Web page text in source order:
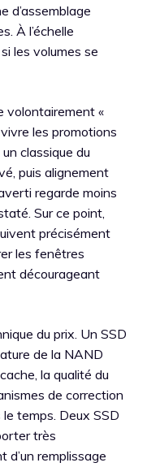
d’assemblage
À l’échelle
les volumes se
volontairement «
les promotions
classique du
puis alignement
regarde moins
Sur ce point,
précisément
les fenêtres
décourageant
du prix. Un SSD
de la NAND
la qualité du
de correction
temps. Deux SSD
très
d’un remplissage